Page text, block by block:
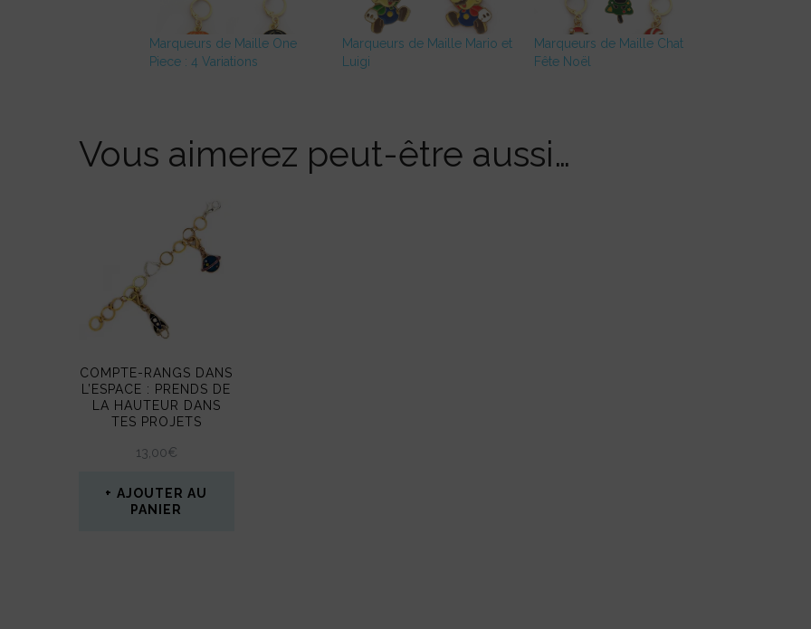
Marqueurs de Maille One
Piece : 4 Variations
Marqueurs de Maille Mario et
Luigi
Marqueurs de Maille Chat
Fête Noël
Vous aimerez peut-être aussi…
COMPTE-RANGS DANS
L’ESPACE : PRENDS DE
LA HAUTEUR DANS
TES PROJETS
13,00€
AJOUTER AU
PANIER